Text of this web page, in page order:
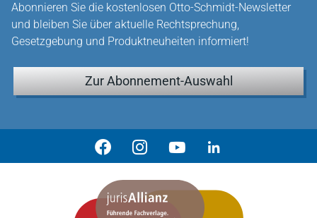
Abonnieren Sie die kostenlosen Otto-Schmidt-Newsletter
und bleiben Sie über aktuelle Rechtsprechung,
Gesetzgebung und Produktneuheiten informiert!
Zur Abonnement-Auswahl